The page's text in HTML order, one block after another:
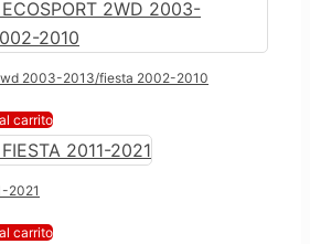
2003-2013/fiesta 2002-2010
carrito
2021
carrito